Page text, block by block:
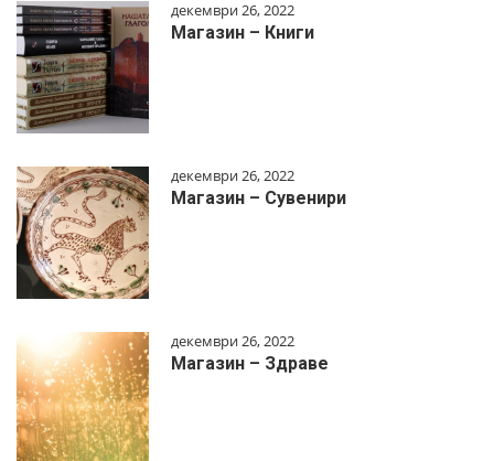
декември 26, 2022
Магазин – Книги
декември 26, 2022
Магазин – Сувенири
декември 26, 2022
Магазин – Здраве